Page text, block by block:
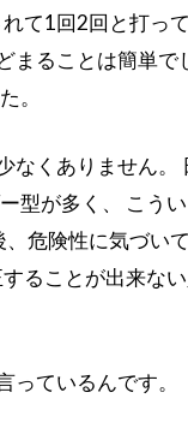
て1回2回と打っ
まることは簡単で
。
なくありません。
型が多く、 こう
危険性に気づい
ることが出来な
ているんです。